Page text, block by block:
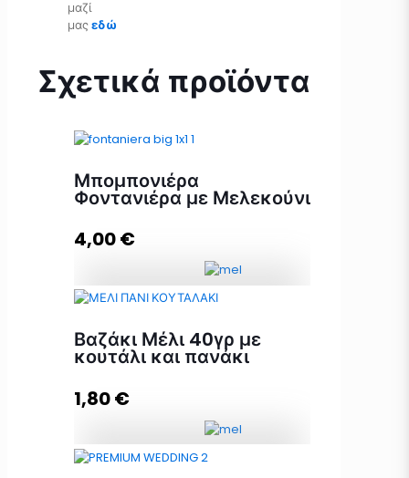
μαζί
μαςεδώ
Σχετικά προϊόντα
Μπομπονιέρα
Φοντανιέρα με Μελεκούνι
4,00€
Μελεκούνι ποσότητα
Προσθήκη στο καλάθι
Βαζάκι Μέλι 40γρ με
κουτάλι και πανάκι
1,80€